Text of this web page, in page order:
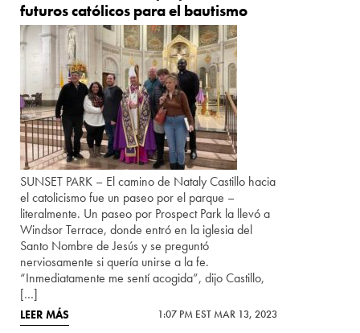
futuros católicos para el bautismo
SUNSET PARK – El camino de Nataly Castillo hacia
el catolicismo fue un paseo por el parque –
literalmente. Un paseo por Prospect Park la llevó a
Windsor Terrace, donde entró en la iglesia del
Santo Nombre de Jesús y se preguntó
nerviosamente si quería unirse a la fe.
“Inmediatamente me sentí acogida”, dijo Castillo,
[…]
LEER MÁS 1:07 PM EST MAR 13, 2023